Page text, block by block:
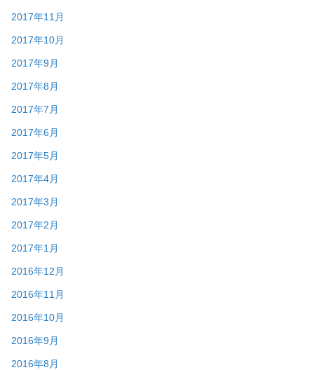
2017年11月
2017年10月
2017年9月
2017年8月
2017年7月
2017年6月
2017年5月
2017年4月
2017年3月
2017年2月
2017年1月
2016年12月
2016年11月
2016年10月
2016年9月
2016年8月